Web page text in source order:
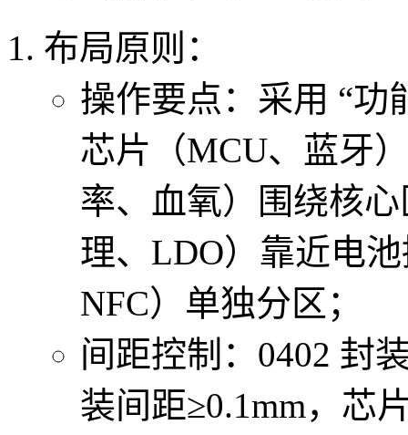
布局原则：
操作要点：采用 “功
芯片（MCU、蓝牙
率、血氧）围绕核
理、LDO）靠近电
NFC）单独分区；
间距控制：0402 封
装间距≥0.1mm，芯